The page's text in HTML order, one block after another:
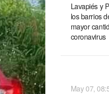
Lavapiés y
los barrios
mayor
coronavirus
May 07,